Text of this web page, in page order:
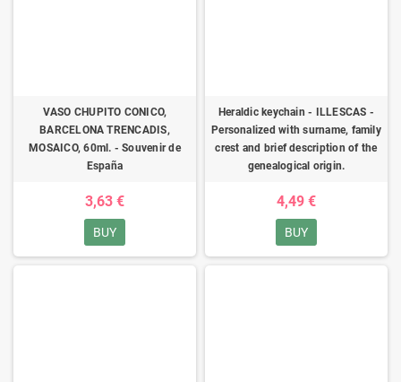
VASO CHUPITO CONICO,
BARCELONA TRENCADIS,
MOSAICO, 60ml. - Souvenir de
España
3,63 €
BUY
Heraldic keychain - ILLESCAS -
Personalized with surname, family
crest and brief description of the
genealogical origin.
4,49 €
BUY